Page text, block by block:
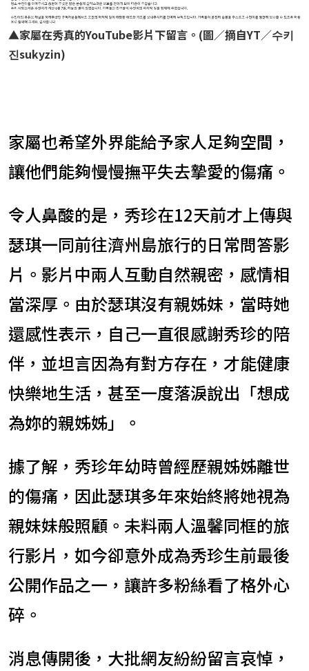
▲家屬在秀真的YouTube影片下留言。(圖／摘自YT／수키
진sukyzin)
家屬也希望外界能給予家人足夠空間，
讓他們能夠慢慢撫平失去摯愛的傷痛。
令人鼻酸的是，秀珍在12天前才上傳與
瑟琪一同前往濟州島旅行的日常問答影
片。影片中兩人互動自然親密，感情相
當深厚。由於瑟琪沒有親姊妹，當時她
還感性表示，自己一直很感謝秀珍的陪
伴，並坦言因為有對方存在，才能健康
快樂地生活，甚至一度落淚說出「想成
為妳的親姊姊」。
據了解，秀珍年幼時曾經歷親姊姊離世
的傷痛，因此瑟琪多年來始終將她視為
親妹妹般照顧。未料兩人溫馨同框的旅
行影片，如今卻意外成為秀珍生前最後
公開作品之一，讓許多粉絲看了格外心
碎。
消息傳開後，大批網友紛紛留言哀悼，